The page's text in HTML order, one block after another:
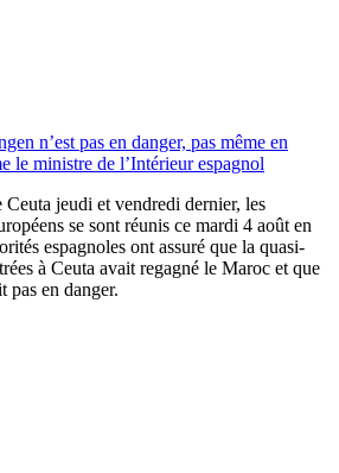
n’est pas en danger, pas même en
le ministre de l’Intérieur espagnol
Ceuta jeudi et vendredi dernier, les
se sont réunis ce mardi 4 août en
espagnoles ont assuré que la quasi-
à Ceuta avait regagné le Maroc et que
pas en danger.